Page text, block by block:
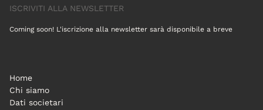
ISCRIVITI ALLA NEWSLETTER
Coming soon! L'iscrizione alla newsletter sarà disponibile a breve
Home
Chi siamo
Dati societari